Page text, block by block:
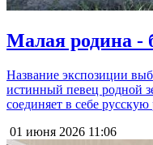
Малая родина -
Название экспозиции
истинный певец родной
соединяет в себе
01 июня 2026 11:06